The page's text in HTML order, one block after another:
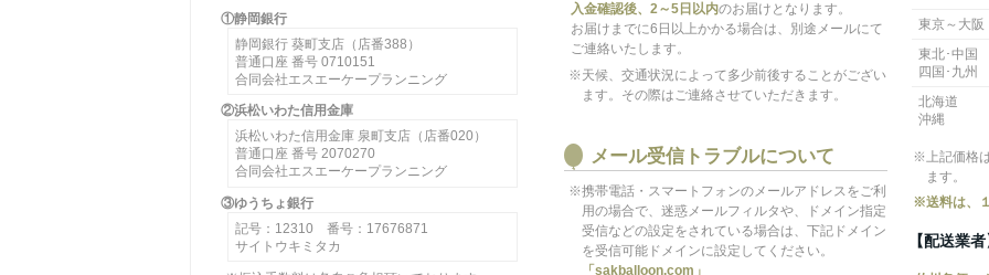
①静岡銀行
静岡銀行 葵町支店（店番388）
普通口座 番号 0710151
合同会社エスエーケープランニング
②浜松いわた信用金庫
浜松いわた信用金庫 泉町支店（店番020）
普通口座 番号 2070270
合同会社エスエーケープランニング
③ゆうちょ銀行
記号：12310 番号：17676871
サイトウキミタカ
入金確認後、2～5日以内のお届けとなります。
お届けまでに6日以上かかる場合は、別途メールにて
ご連絡いたします。
※天候、交通状況によって多少前後することがござい
ます。その際はご連絡させていただきます。
メール受信トラブルについて
※携帯電話・スマートフォンのメールアドレスをご利
用の場合で、迷惑メールフィルタや、ドメイン指定
受信などの設定をされている場合は、下記ドメイン
を受信可能ドメインに設定してください。
「sakballoon.com」
東京～大阪
東北･中国
四国･九州
北海道
沖縄
※上記価格
ます。
※送料は、
【配送業者